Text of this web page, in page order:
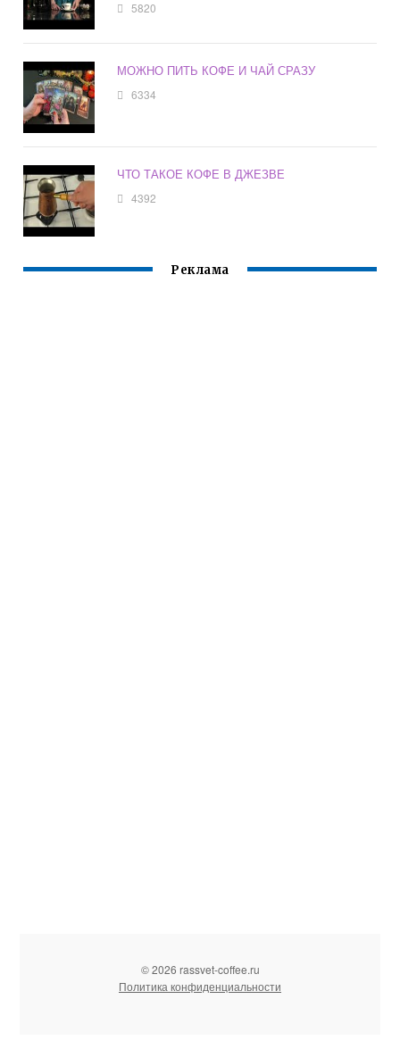
5820
МОЖНО ПИТЬ КОФЕ И ЧАЙ СРАЗУ
6334
ЧТО ТАКОЕ КОФЕ В ДЖЕЗВЕ
4392
Реклама
© 2026 rassvet-coffee.ru
Политика конфиденциальности